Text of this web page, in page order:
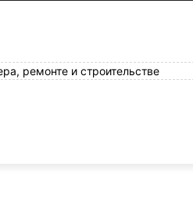
ремонте и строительстве